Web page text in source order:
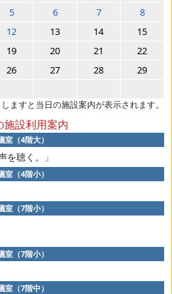
5 6 7
8
12 13 14
15
19 20 21
22
26 27 28
29
ますと当日の施設案内が表示されます。
施設利用案内
室（4階大）
聴く。」
室（4階小）
室（7階小）
室（7階小）
室（7階中）